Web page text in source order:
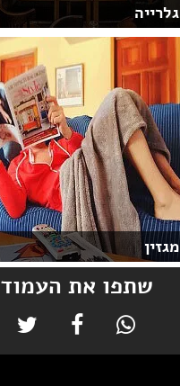
גלרייה
מגזין
שתפו את העמוד